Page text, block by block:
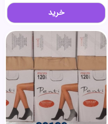
خرید